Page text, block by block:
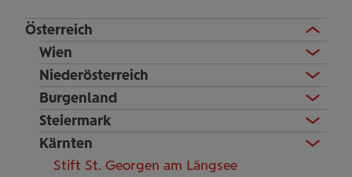
Österreich
Wien
Niederösterreich
Burgenland
Steiermark
Kärnten
Stift St. Georgen am Längsee